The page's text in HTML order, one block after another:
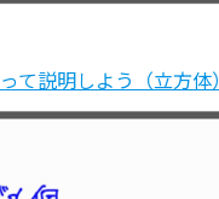
て説明しよう（立方体）